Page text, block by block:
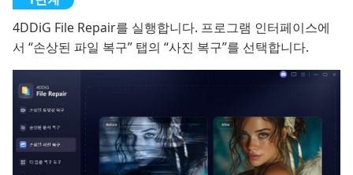
4DDiG File Repair를 실행합니다. 프로그램 인터페이스에
서 “손상된 파일 복구” 탭의 “사진 복구”를 선택합니다.